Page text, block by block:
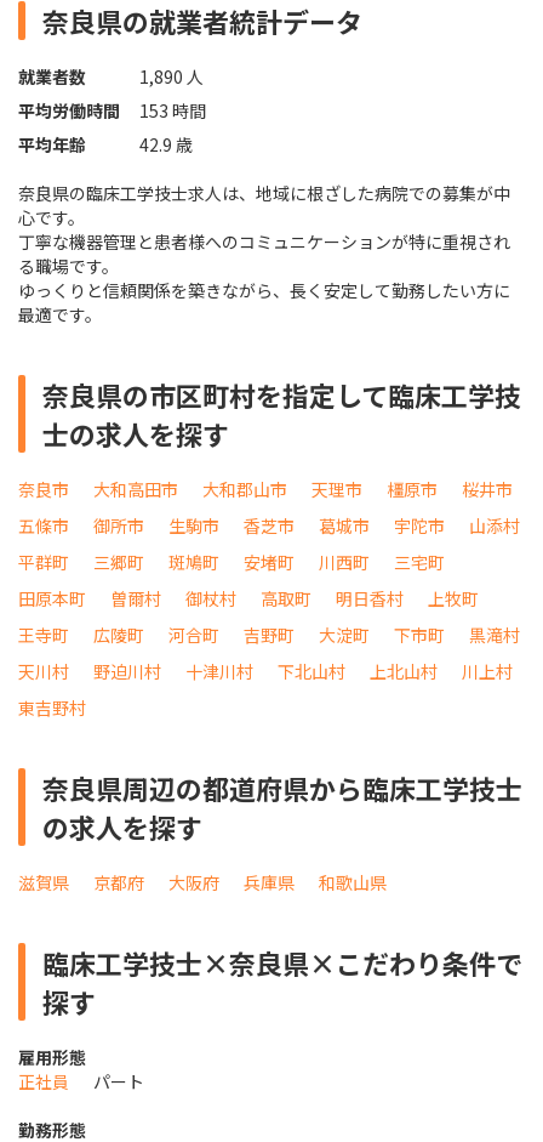
奈良県の就業者統計データ
就業者数
1,890 人
平均労働時間
153 時間
平均年齢
42.9 歳
奈良県の臨床工学技士求人は、地域に根ざした病院での募集が中
心です。
丁寧な機器管理と患者様へのコミュニケーションが特に重視され
る職場です。
ゆっくりと信頼関係を築きながら、長く安定して勤務したい方に
最適です。
奈良県の市区町村を指定して臨床工学技
士の求人を探す
奈良市 大和高田市 大和郡山市 天理市 橿原市
桜井市
五條市
御所市 生駒市 香芝市 葛城市 宇陀市
山添村
平群町
三郷町 斑鳩町 安堵町 川西町
三宅町
田原本町
曽爾村 御杖村 高取町 明日香村
上牧町
王寺町
広陵町 河合町 吉野町 大淀町 下市町
黒滝村
天川村
野迫川村 十津川村 下北山村 上北山村
川上村
東吉野村
奈良県周辺の都道府県から臨床工学技士
の求人を探す
滋賀県 京都府 大阪府 兵庫県 和歌山県
臨床工学技士×奈良県×こだわり条件で
探す
雇用形態
正社員
パート
勤務形態